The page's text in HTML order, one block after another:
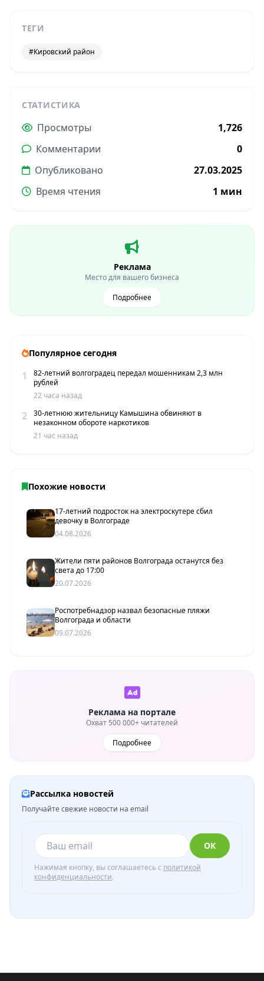
ТЕГИ
#Кировский район
СТАТИСТИКА
Просмотры
1,726
Комментарии
0
Опубликовано
27.03.2025
Время чтения
1 мин
Реклама
Место для вашего бизнеса
Подробнее
Популярное сегодня
1
82-летний волгоградец передал мошенникам 2,3 млн
рублей
22 часа назад
2
30-летнюю жительницу Камышина обвиняют в
незаконном обороте наркотиков
21 час назад
Похожие новости
17-летний подросток на электроскутере сбил
девочку в Волгограде
04.08.2026
Жители пяти районов Волгограда останутся без
света до 17:00
20.07.2026
Роспотребнадзор назвал безопасные пляжи
Волгограда и области
09.07.2026
Реклама на портале
Охват 500 000+ читателей
Подробнее
Рассылка новостей
Получайте свежие новости на email
ОК
Нажимая кнопку, вы соглашаетесь с политикой
конфиденциальности.